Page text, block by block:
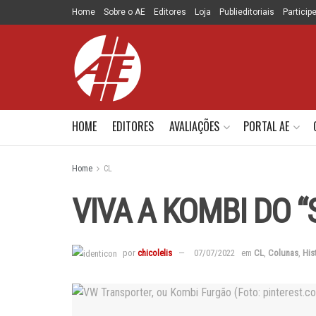
Home Sobre o AE Editores Loja Publieditoriais
HOME EDITORES AVALIAÇÕES PORTAL AE
Home CL
VIVA A KOMBI DO
por chicolelis 07/07/2022 em CL, Colunas,